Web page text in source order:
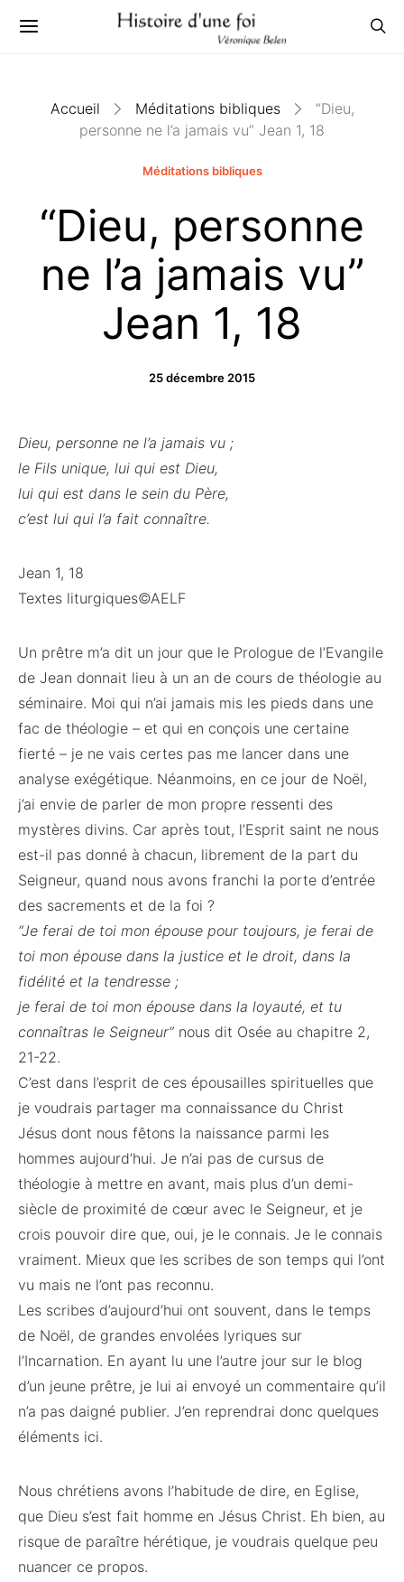
Accueil Méditations bibliques
“Dieu,
personne ne l’a jamais vu” Jean 1, 18
Méditations bibliques
“Dieu, personne
ne l’a jamais vu”
Jean 1, 18
25 décembre 2015
Dieu, personne ne l’a jamais vu ;
le Fils unique, lui qui est Dieu,
lui qui est dans le sein du Père,
c’est lui qui l’a fait connaître.
Jean 1, 18
Textes liturgiques©AELF
Un prêtre m’a dit un jour que le Prologue de l’Evangile
de Jean donnait lieu à un an de cours de théologie au
séminaire. Moi qui n’ai jamais mis les pieds dans une
fac de théologie – et qui en conçois une certaine
fierté – je ne vais certes pas me lancer dans une
analyse exégétique. Néanmoins, en ce jour de Noël,
j’ai envie de parler de mon propre ressenti des
mystères divins. Car après tout, l’Esprit saint ne nous
est-il pas donné à chacun, librement de la part du
Seigneur, quand nous avons franchi la porte d’entrée
des sacrements et de la foi ?
“Je ferai de toi mon épouse pour toujours, je ferai de
toi mon épouse dans la justice et le droit, dans la
fidélité et la tendresse ;
je ferai de toi mon épouse dans la loyauté, et tu
connaîtras le Seigneur” nous dit Osée au chapitre 2,
21-22.
C’est dans l’esprit de ces épousailles spirituelles que
je voudrais partager ma connaissance du Christ
Jésus dont nous fêtons la naissance parmi les
hommes aujourd’hui. Je n’ai pas de cursus de
théologie à mettre en avant, mais plus d’un demi-
siècle de proximité de cœur avec le Seigneur, et je
crois pouvoir dire que, oui, je le connais. Je le connais
vraiment. Mieux que les scribes de son temps qui l’ont
vu mais ne l’ont pas reconnu.
Les scribes d’aujourd’hui ont souvent, dans le temps
de Noël, de grandes envolées lyriques sur
l’Incarnation. En ayant lu une l’autre jour sur le blog
d’un jeune prêtre, je lui ai envoyé un commentaire qu’il
n’a pas daigné publier. J’en reprendrai donc quelques
éléments ici.
Nous chrétiens avons l’habitude de dire, en Eglise,
que Dieu s’est fait homme en Jésus Christ. Eh bien, au
risque de paraître hérétique, je voudrais quelque peu
nuancer ce propos.